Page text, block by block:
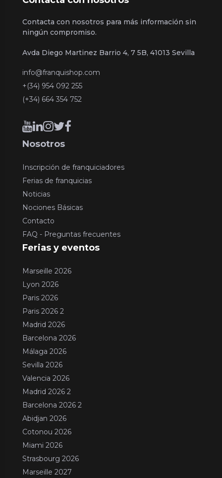
Contacta con nosotros para más información sin
ningún compromiso.
Avda Diego Martinez Barrio 4, 7 5B, 41013 Sevilla
info@franquishop.com
+(34) 954 092 255
(+34) 664 354 752
Nosotros
Inscripción de franquiciadores
Ferias de franquicias
Noticias
Nociones Básicas
Contacto
FAQ - Preguntas frecuentes
Ferias y eventos
Marseille 2026
Lyon 2026
Paris 2026
Paris 2026 2
Madrid 2026
Barcelona 2026
Málaga 2026
Sevilla 2026
Valencia 2026
Madrid 2026 2
Barcelona 2026 2
Abidjan 2026
Cotonou 2026
Miami 2026
Strasbourg 2026
Marseille 2027